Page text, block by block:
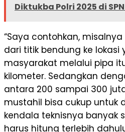
Diktukba Polri 2025 di
“Saya contohkan,
dari titik bendung ke lokasi
masyarakat melalui pipa
kilometer. Sedangkan
antara 200 sampai 300
mustahil bisa cukup untuk
kendala teknisnya banyak
harus hitung terlebih